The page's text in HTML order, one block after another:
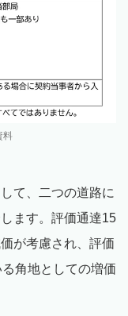
料
て、二つの道路に
ます。評価通達15
が考慮され、評価
角地としての増価